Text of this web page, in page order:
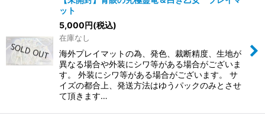
ット
5,000円(税込)
在庫なし
海外プレイマットの為、発色、裁断精度、生地が
異なる場合や外装にシワ等がある場合がございま
す。 外装にシワ等がある場合がございます。 サ
イズの都合上、発送方法はゆうパックのみとさせ
て頂きます…